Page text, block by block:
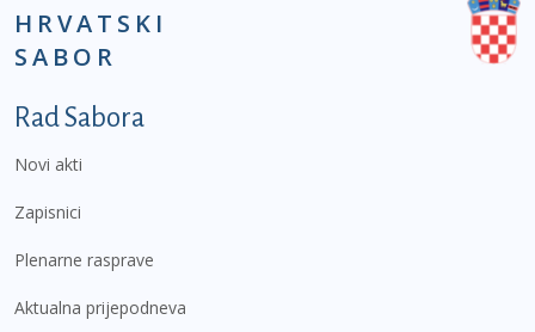
HRVATSKI
SABOR
Podnožje prvi izbornik
Rad Sabora
Novi akti
Zapisnici
Plenarne rasprave
Aktualna prijepodneva